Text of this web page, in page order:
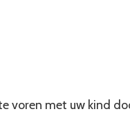
voren met uw kind